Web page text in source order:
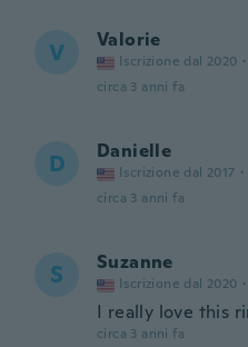
V Valorie
Iscrizione dal 2020 ·
circa 3 anni fa
D Danielle
Iscrizione dal 2017 ·
circa 3 anni fa
S Suzanne
Iscrizione dal 2020 ·
I really love this
circa 3 anni fa